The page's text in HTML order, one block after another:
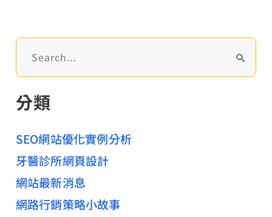
百
生
美
髮
網
規
劃
建
尋
鍵
:
分類
SEO網站優化實例分析
牙醫診所網頁設計
網站最新消息
網路行銷策略小故事